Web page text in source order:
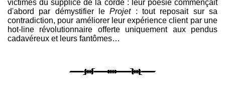
victimes du supplice de la corde : leur poésie commençait
d'abord par démystifier leProjet: tout reposait sur sa
contradiction, pour améliorer leur expérience client par une
hot-line révolutionnaire offerte uniquement aux pendus
cadavéreux et leurs fantômes…